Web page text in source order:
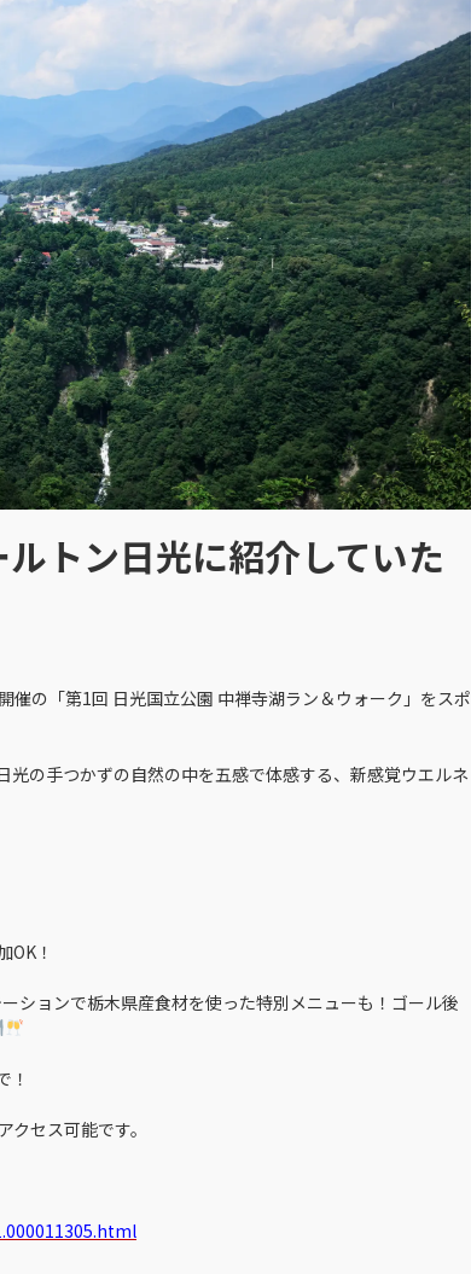
トン日光に紹介していた
催の「第1回 日光国立公園 中禅寺湖ラン＆ウォーク」をスポ
の手つかずの自然の中を五感で体感する、新感覚ウエルネ
！
ションで栃木県産食材を使った特別メニューも！ゴール後
！
セス可能です。